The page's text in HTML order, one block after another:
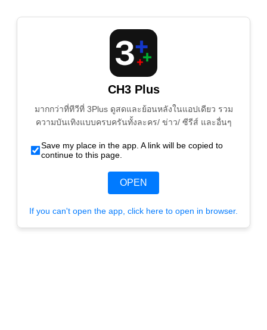
CH3 Plus
มากกว่าที่ทีวีที่ 3Plus ดูสดและย้อนหลังในแอปเดียว รวม
ความบันเทิงแบบครบครันทั้งละคร/ ข่าว/ ซีรีส์ และอื่นๆ
Save my place in the app. A link will be copied to
continue to this page.
OPEN
If you can't open the app, click here to open in browser.